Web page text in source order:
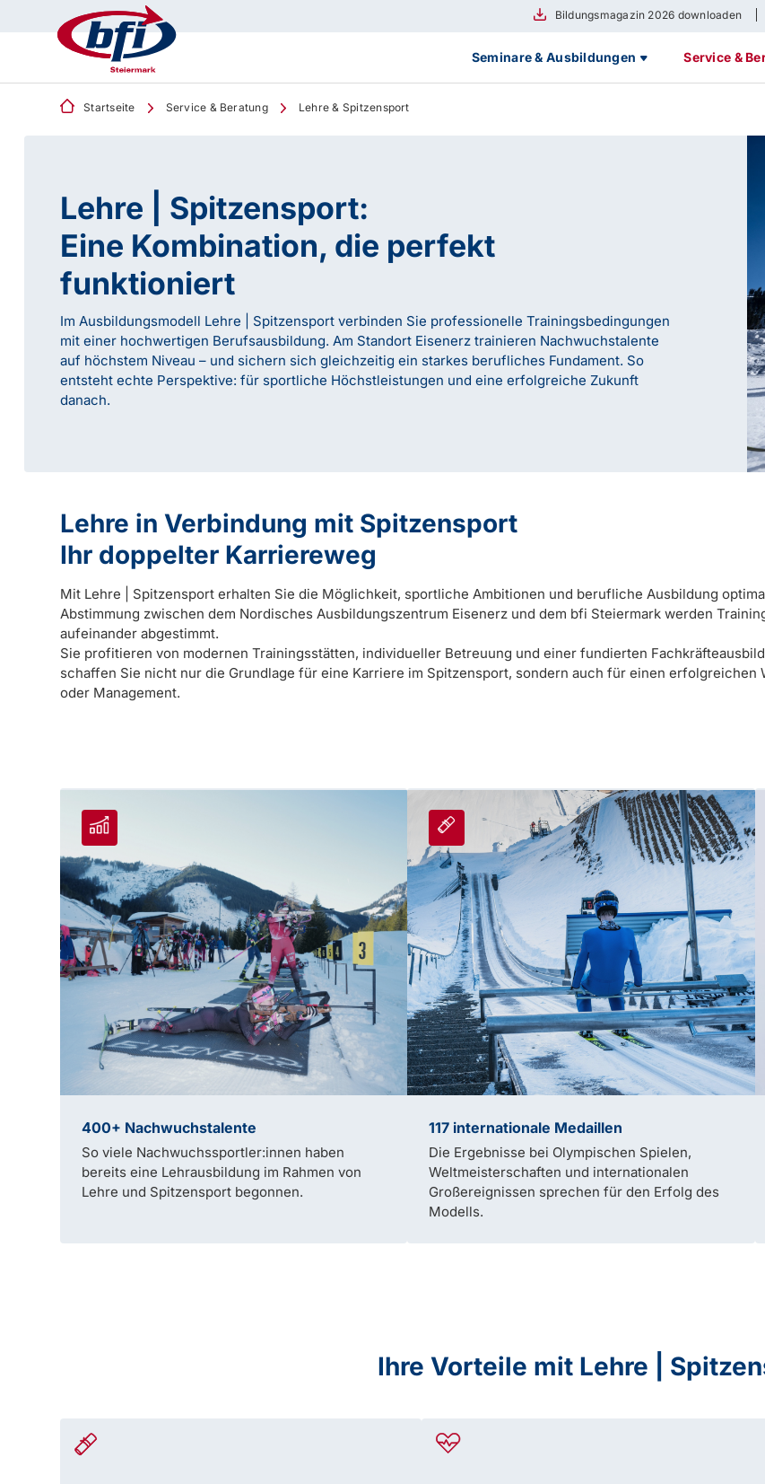
Bildungsmagazin 2026 downloaden
Seminare & Ausbildungen Service &
Startseite Service & Beratung Lehre & Spitzensport
Lehre | Spitzensport:
Eine Kombination, die perfekt
funktioniert
Im Ausbildungsmodell Lehre | Spitzensport verbinden Sie professionelle Trainingsbedingungen
mit einer hochwertigen Berufsausbildung. Am Standort Eisenerz trainieren Nachwuchstalente
auf höchstem Niveau – und sichern sich gleichzeitig ein starkes berufliches Fundament. So
entsteht echte Perspektive: für sportliche Höchstleistungen und eine erfolgreiche Zukunft
danach.
Lehre in Verbindung mit Spitzensport
Ihr doppelter Karriereweg
Mit Lehre | Spitzensport erhalten Sie die Möglichkeit, sportliche Ambitionen und berufliche Ausbildung
Abstimmung zwischen dem Nordisches Ausbildungszentrum Eisenerz und dem bfi Steiermark werden
aufeinander abgestimmt.
Sie profitieren von modernen Trainingsstätten, individueller Betreuung und einer fundierten
schaffen Sie nicht nur die Grundlage für eine Karriere im Spitzensport, sondern auch für einen erfolgreichen
oder Management.
400+ Nachwuchstalente
So viele Nachwuchssportler:innen haben
bereits eine Lehrausbildung im Rahmen von
Lehre und Spitzensport begonnen.
117 internationale Medaillen
Die Ergebnisse bei Olympischen Spielen,
Weltmeisterschaften und internationalen
Großereignissen sprechen für den Erfolg des
Modells.
Ihre Vorteile mit Lehre |